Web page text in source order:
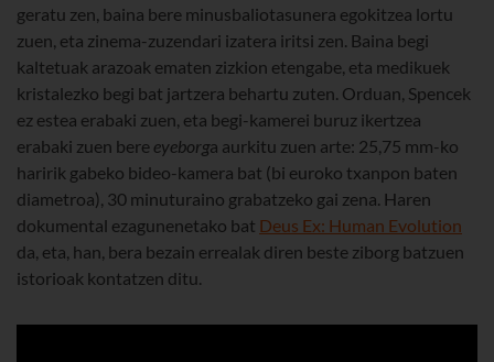
geratu zen, baina bere minusbaliotasunera egokitzea lortu
zuen, eta zinema-zuzendari izatera iritsi zen. Baina begi
kaltetuak arazoak ematen zizkion etengabe, eta medikuek
kristalezko begi bat jartzera behartu zuten. Orduan, Spencek
ez estea erabaki zuen, eta begi-kamerei buruz ikertzea
erabaki zuen bere eyeborga aurkitu zuen arte: 25,75 mm-ko
haririk gabeko bideo-kamera bat (bi euroko txanpon baten
diametroa), 30 minuturaino grabatzeko gai zena. Haren
dokumental ezagunenetako bat Deus Ex: Human Evolution
da, eta, han, bera bezain errealak diren beste ziborg batzuen
istorioak kontatzen ditu.